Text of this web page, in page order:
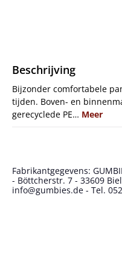
Beschrijving
Bijzonder comfortabele
tijden. Boven- en
gerecyclede PE… Meer
Fabrikantgegevens:
- Böttcherstr. 7 - 33609
info@gumbies.de - Tel.